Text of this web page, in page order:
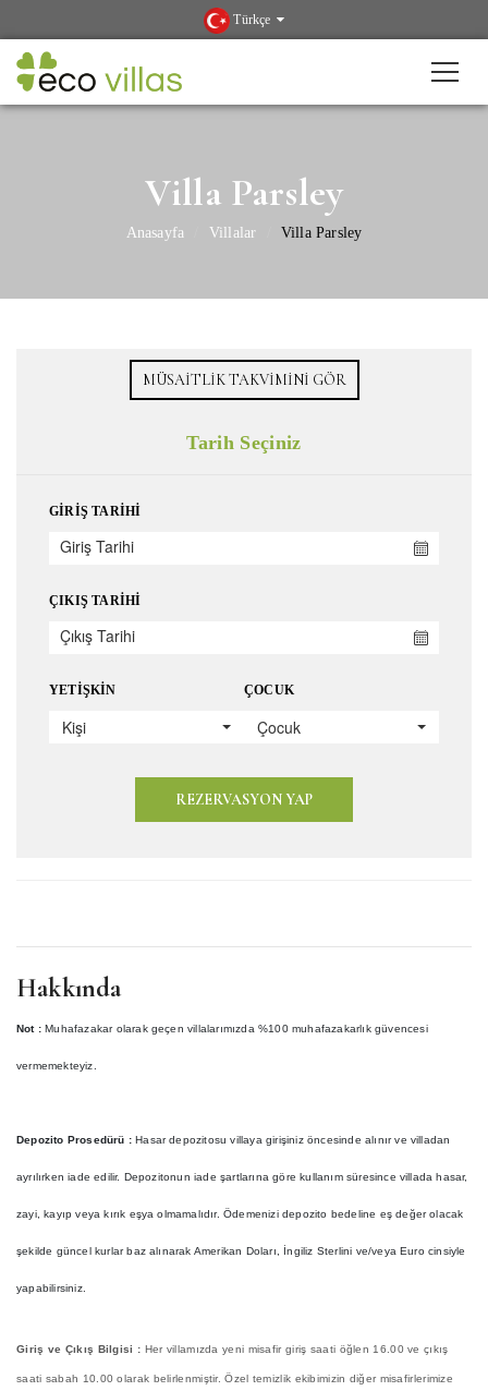
Türkçe
Villa Parsley
Anasayfa Villalar Villa Parsley
MÜSAITLIK TAKVIMINI GÖR
Tarih Seçiniz
GIRIŞ TARIHI
ÇIKIŞ TARIHI
YETIŞKIN
Kişi
ÇOCUK
Çocuk
REZERVASYON YAP
Hakkında
Not :Muhafazakar olarak geçen villalarımızda %100 muhafazakarlık güvencesi
vermemekteyiz.
Depozito Prosedürü :Hasar depozitosu villaya girişiniz öncesinde alınır ve villadan
ayrılırken iade edilir. Depozitonun iade şartlarına göre kullanım süresince villada hasar,
zayi, kayıp veya kırık eşya olmamalıdır. Ödemenizi depozito bedeline eş değer olacak
şekilde güncel kurlar baz alınarak Amerikan Doları, İngiliz Sterlini ve/veya Euro cinsiyle
yapabilirsiniz.
Giriş ve Çıkış Bilgisi : Her villamızda yeni misafir giriş saati öğlen 16.00 ve çıkış
saati sabah 10.00 olarak belirlenmiştir. Özel temizlik ekibimizin diğer misafirlerimize